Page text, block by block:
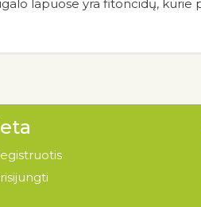
lapuose yra fitoncidų, kurie